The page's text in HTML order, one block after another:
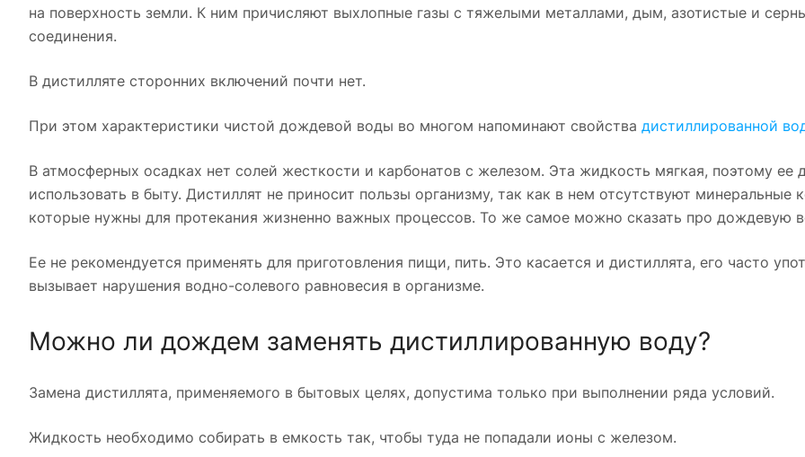
на поверхность земли. К ним причисляют выхлопные газы с тяжелыми металлами, дым, азотистые и
соединения.
В дистилляте сторонних включений почти нет.
При этом характеристики чистой дождевой воды во многом напоминают свойства дистиллированной
В атмосферных осадках нет солей жесткости и карбонатов с железом. Эта жидкость мягкая, поэтому ее
использовать в быту. Дистиллят не приносит пользы организму, так как в нем отсутствуют минеральные
которые нужны для протекания жизненно важных процессов. То же самое можно сказать про дождевую
Ее не рекомендуется применять для приготовления пищи, пить. Это касается и дистиллята, его часто
вызывает нарушения водно-солевого равновесия в организме.
Можно ли дождем заменять дистиллированную воду?
Замена дистиллята, применяемого в бытовых целях, допустима только при выполнении ряда условий.
Жидкость необходимо собирать в емкость так, чтобы туда не попадали ионы с железом.